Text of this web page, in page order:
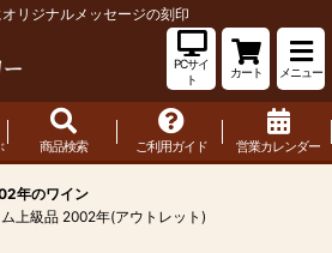
リジナルメッセージの刻印
PCサイ
ト
カート メニュー
商品検索 ご利用ガイド 営業カレンダー
年のワイン
上級品 2002年(アウトレット)